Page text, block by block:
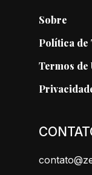
Sobre
Política de
Termos de